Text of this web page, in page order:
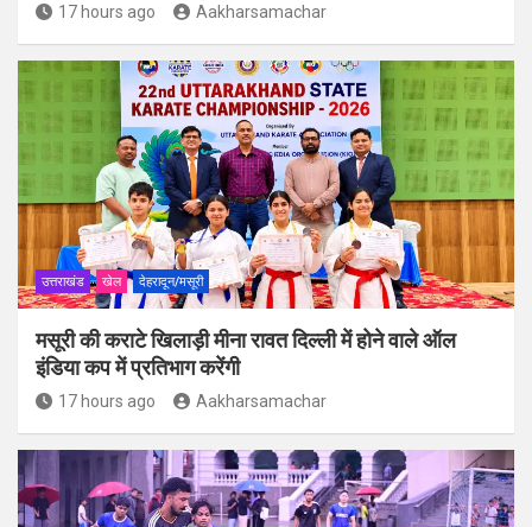
17 hours ago Aakharsamachar
उत्तराखंड खेल देहरादून/मसूरी
मसूरी की कराटे खिलाड़ी मीना रावत दिल्ली में होने वाले ऑल
इंडिया कप में प्रतिभाग करेंगी
17 hours ago Aakharsamachar